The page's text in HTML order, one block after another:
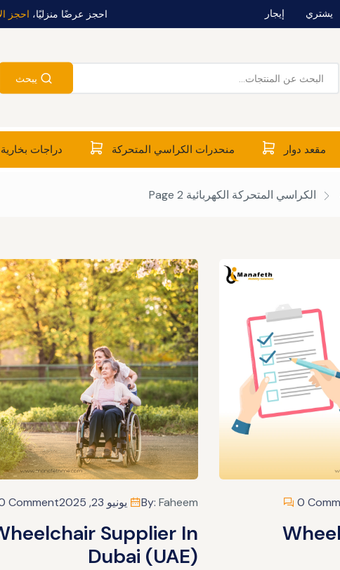
يشتري إيجار احجز عرضًا منزليًا، احجز
يبحث
مقعد دوار منحدرات الكراسي المتحركة دراجات
الكراسي المتحركة الكهربائية
0
By: Faheem يونيو 23, 2025 Comment
Supplier In
Dubai (UAE)